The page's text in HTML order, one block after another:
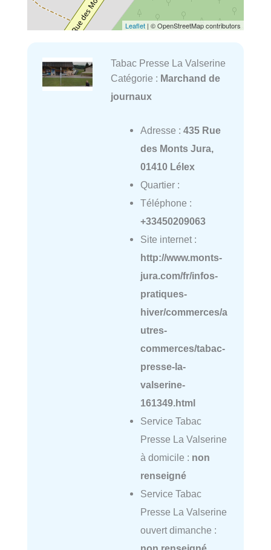
Leaflet | © OpenStreetMap contributors
Tabac Presse La Valserine
Catégorie : Marchand de
journaux
Adresse : 435 Rue
des Monts Jura,
01410 Lélex
Quartier :
Téléphone :
+33450209063
Site internet :
http://www.monts-
jura.com/fr/infos-
pratiques-
hiver/commerces/a
utres-
commerces/tabac-
presse-la-
valserine-
161349.html
Service Tabac
Presse La Valserine
à domicile : non
renseigné
Service Tabac
Presse La Valserine
ouvert dimanche :